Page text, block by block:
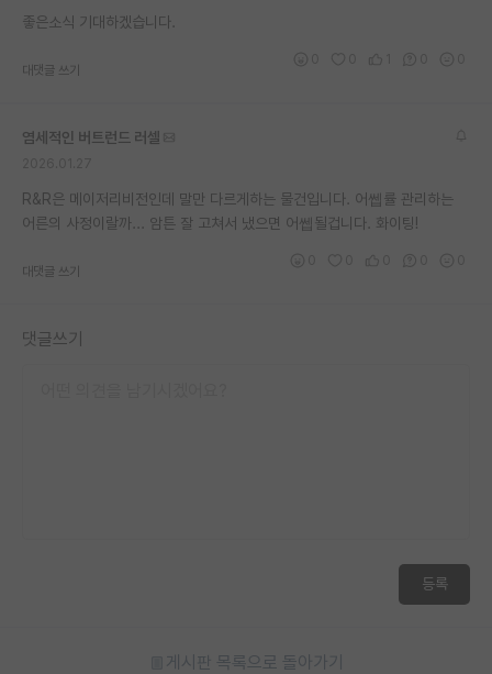
좋은소식 기대하겠습니다.
대댓글 쓰기
염세적인 버트런드 러셀
R&R은 메이저리비전인데 말만 다르게하는 물건입니다. 어쎕률 관리하는
어른의 사정이랄까... 암튼 잘 고쳐서 냈으면 어쎕될겁니다. 화이팅!
대댓글 쓰기
댓글쓰기
등록
게시판 목록으로 돌아가기